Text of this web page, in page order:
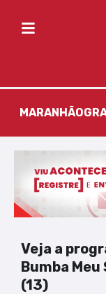
MARANHÃO
Veja a
Bumba
(13)